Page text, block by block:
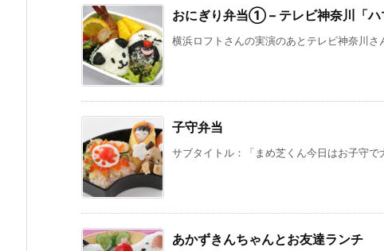
おにぎり弁当① – テレビ神奈川「ハ
横浜ロフトさんの実演のあとテレビ神奈川
子守弁当
サブタイトル：「まめ芝くん今日はお子守
あかずきんちゃんとお友達ランチ